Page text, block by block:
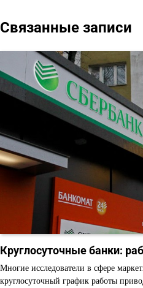
записям
Связанные записи
Круглосуточные банки:
Многие исследователи в сфере
круглосуточный график работы